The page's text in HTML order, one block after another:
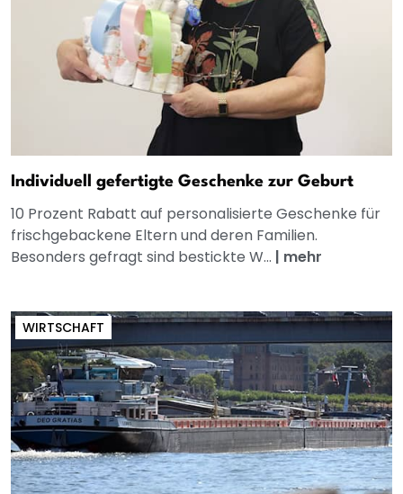
Individuell gefertigte Geschenke zur Geburt
10 Prozent Rabatt auf personalisierte Geschenke für
frischgebackene Eltern und deren Familien.
Besonders gefragt sind bestickte W... | mehr
WIRTSCHAFT